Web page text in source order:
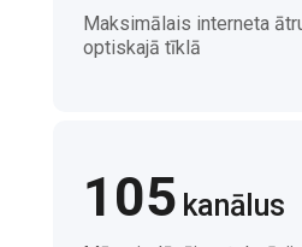
Maksimālais interneta
optiskajā tīklā
105 kanālus